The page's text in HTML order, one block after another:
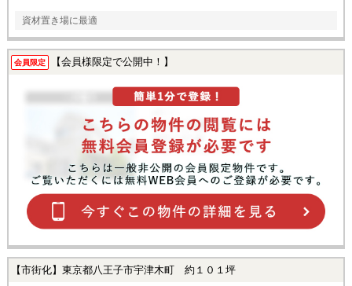
資材置き場に最適
会員限定 【会員様限定で公開中！】
【市街化】東京都八王子市宇津木町 約１０１坪